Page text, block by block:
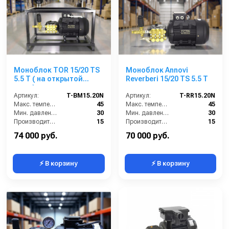
Моноблок TOR 15/20 TS
5.5 T ( на открытой
раме)
Артикул:
T-BM15.20N
Макс. температура воды (°C):
45
Мин. давление (бар):
30
Производительность (л/мин):
15
Производительность (л/ч):
74 000 руб.
⚡ В корзину
Моноблок Annovi
Reverberi 15/20 TS 5.5 T
Артикул:
T-RR15.20N
Макс. температура воды (°C):
45
Мин. давление (бар):
30
Производительность (л/мин):
15
Производительность (л/ч):
70 000 руб.
⚡ В корзину